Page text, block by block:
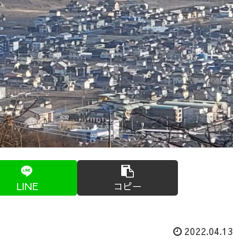
LINE コピー
2022.04.13